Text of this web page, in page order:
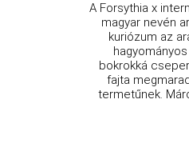
A Forsythia x
magyar nevén
kuriózum az
bokrokká
fajta
termetűnek.